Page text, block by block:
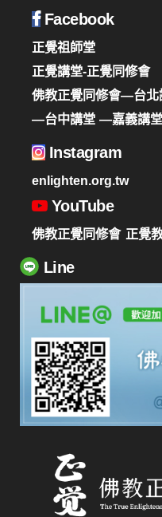
Facebook
正覺祖師堂
正覺講堂-正覺同修會
佛教正覺同修會—台北
—台中講堂 —嘉義講堂
Instagram
enlighten.org.tw
YouTube
佛教正覺同修會 正覺
Line